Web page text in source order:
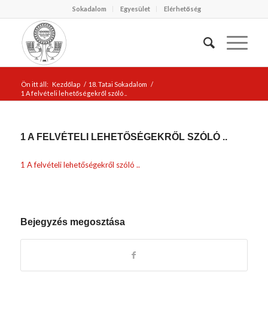
Sokadalom Egyesület Elérhetőség
Ön itt áll: Kezdőlap / 18. Tatai Sokadalom /
1 A felvételi lehetőségekről szóló ..
1 A FELVÉTELI LEHETŐSÉGEKRŐL SZÓLÓ ..
1 A felvételi lehetőségekről szóló ..
Bejegyzés megosztása